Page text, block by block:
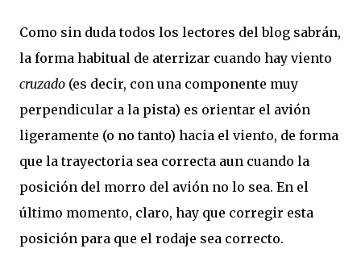
Como sin duda todos los lectores del blog sabrán,
la forma habitual de aterrizar cuando hay viento
cruzado (es decir, con una componente muy
perpendicular a la pista) es orientar el avión
ligeramente (o no tanto) hacia el viento, de forma
que la trayectoria sea correcta aun cuando la
posición del morro del avión no lo sea. En el
último momento, claro, hay que corregir esta
posición para que el rodaje sea correcto.